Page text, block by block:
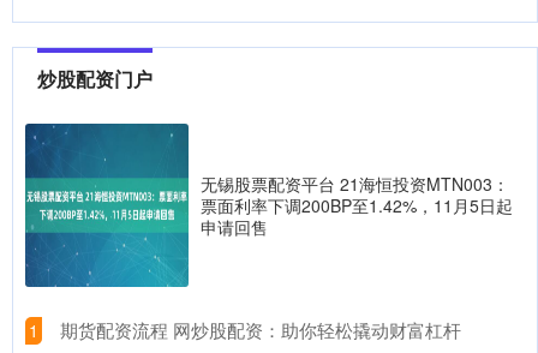
股票专业配资 2025-11-10
带来风险。然而，随着科技的进步，一款股票配资神器应运而生，
它将
公司股票上市交易的条件 崇左股票配资：助您投资之路，迈向财富
巅峰
配资之家
2025-01-09
指投资者通过借贷资金来放大投资规模，从而提高收益率。 1. 在
炒股配资门户
无锡股票配资平台 21海恒投资MTN003：
票面利率下调200BP至1.42%，11月5日起
申请回售
1 ​期货配资流程 网炒股配资：助你轻松撬动财富杠杆